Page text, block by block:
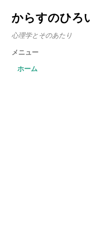
スキップし
からすのひろ
心理学とそのあたり
メニュー
ホーム